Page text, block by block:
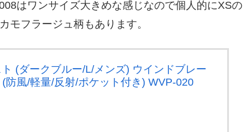
はワンサイズ大きめな感じなので個人的にXSの
モフラージュ柄もあります。
(ダークブルー/L/メンズ) ウインドブレー
防風/軽量/反射/ポケット付き) WVP-020